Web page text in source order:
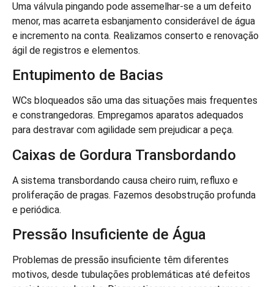
Uma válvula pingando pode assemelhar-se a um defeito
menor, mas acarreta esbanjamento considerável de água
e incremento na conta. Realizamos conserto e renovação
ágil de registros e elementos.
Entupimento de Bacias
WCs bloqueados são uma das situações mais frequentes
e constrangedoras. Empregamos aparatos adequados
para destravar com agilidade sem prejudicar a peça.
Caixas de Gordura Transbordando
A sistema transbordando causa cheiro ruim, refluxo e
proliferação de pragas. Fazemos desobstrução profunda
e periódica.
Pressão Insuficiente de Água
Problemas de pressão insuficiente têm diferentes
motivos, desde tubulações problemáticas até defeitos